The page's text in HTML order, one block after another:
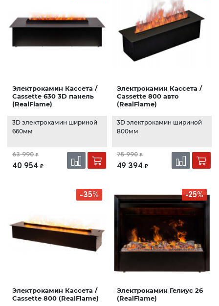
Электрокамин Кассета /
Cassette 630 3D панель
(RealFlame)
3D электрокамин шириной
660мм
63 990 ₽
40 954 ₽
Электрокамин Кассета /
Cassette 800 авто
(RealFlame)
3D электрокамин шириной
800мм
75 990 ₽
49 394 ₽
-35%
Электрокамин Кассета /
Cassette 800 (RealFlame)
-25%
Электрокамин Гелиус 26
(RealFlame)